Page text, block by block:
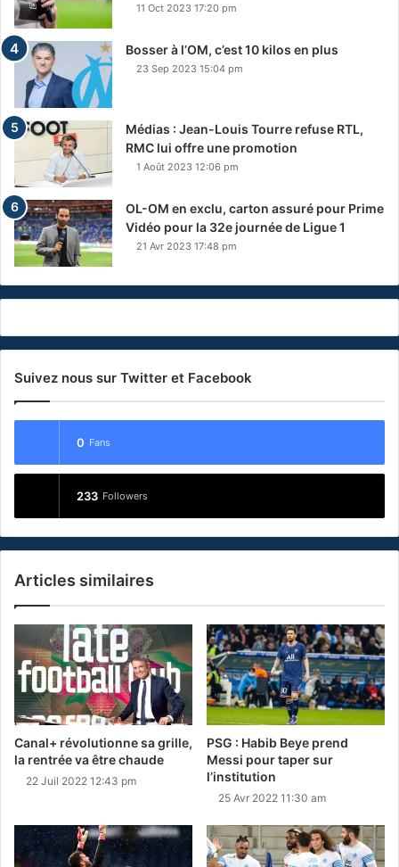
11 Oct 2023 17:20 pm
Bosser à l’OM, c’est 10 kilos en plus
23 Sep 2023 15:04 pm
Médias : Jean-Louis Tourre refuse RTL,
RMC lui offre une promotion
1 Août 2023 12:06 pm
OL-OM en exclu, carton assuré pour Prime
Vidéo pour la 32e journée de Ligue 1
21 Avr 2023 17:48 pm
Suivez nous sur Twitter et Facebook
0 Fans
233 Followers
Articles similaires
Canal+ révolutionne sa grille,
la rentrée va être chaude
22 Juil 2022 12:43 pm
PSG : Habib Beye prend
Messi pour taper sur
l’institution
25 Avr 2022 11:30 am